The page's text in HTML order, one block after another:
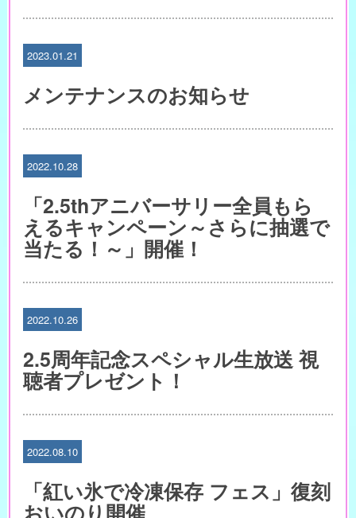
2023.01.21
メンテナンスのお知らせ
2022.10.28
「2.5thアニバーサリー全員もら
えるキャンペーン～さらに抽選で
当たる！～」開催！
2022.10.26
2.5周年記念スペシャル生放送 視
聴者プレゼント！
2022.08.10
「紅い氷で冷凍保存 フェス」復刻